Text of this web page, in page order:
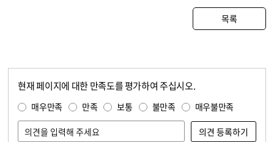
목록
현재 페이지에 대한 만족도를 평가하여 주십시오.
매우만족 만족 보통 불만족 매우불만족